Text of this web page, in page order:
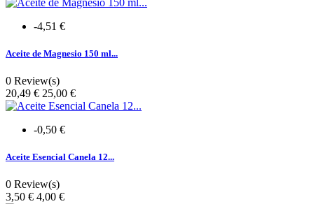
-4,51 €
Aceite de Magnesio 150 ml...
0 Review(s)
Precio
20,49 € 25,00 €
-0,50 €
Aceite Esencial Canela 12...
0 Review(s)
Precio
3,50 € 4,00 €